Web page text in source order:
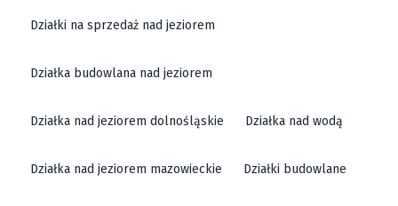
Działki na sprzedaż nad jeziorem
Działka budowlana nad jeziorem
Działka nad jeziorem dolnośląskie Działka nad wodą
Działka nad jeziorem mazowieckie Działki budowlane